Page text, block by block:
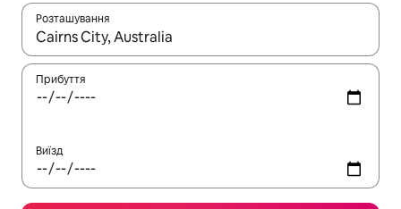
Розташування
Отримавши результати пошуку, використовуйте для
Прибуття
Виїзд